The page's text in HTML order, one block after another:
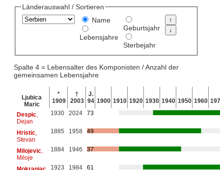
Länderauswahl / Sortieren
Name
Lebensjahre
Geburtsjahr
Sterbejahr
Spalte 4 = Lebensalter des Komponisten / Anzahl der
gemeinsamen Lebensjahre
Ljubica
Maric
*
1909
†
2003
J.
94 1900 1910 1920 1930 1940 1950 1960
Despic,
Dejan
1930 2024 73
Hristic,
Stevan
1885 1958 49
Milojevic,
Miloje
1884 1946 37
1923 1984 61